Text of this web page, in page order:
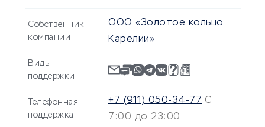
Собственник
компании
ООО «Золотое кольцо
Карелии»
Виды
поддержки
Телефонная
поддержка
+7 (911) 050-34-77 С
7:00 до 23:00